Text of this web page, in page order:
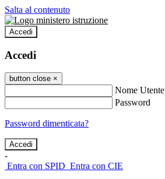
Salta al contenuto
Accedi
Accedi
button close ×
Nome Utente
Password
Password dimenticata?
-
Entra con SPID Entra con CIE